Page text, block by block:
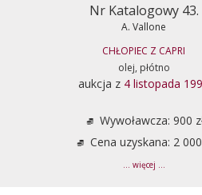
Nr Katalogowy 43.
A. Vallone
CHŁOPIEC Z CAPRI
olej, płótno
aukcja z 4 listopada
Wywoławcza: 900
Cena uzyskana: 2 000
... więcej ...